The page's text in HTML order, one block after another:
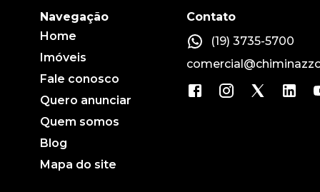
Navegação
Home
Imóveis
Fale conosco
Quero anunciar
Quem somos
Blog
Mapa do site
Contato
(19) 3735-5700